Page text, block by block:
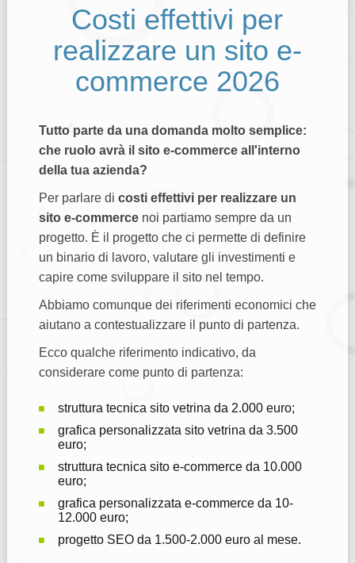
Costi effettivi per
realizzare un sito e-
commerce 2026
Tutto parte da una domanda molto semplice:
che ruolo avrà il sito e-commerce all'interno
della tua azienda?
Per parlare di costi effettivi per realizzare un
sito e-commercenoi partiamo sempre da un
progetto. È il progetto che ci permette di definire
un binario di lavoro, valutare gli investimenti e
capire come sviluppare il sito nel tempo.
Abbiamo comunque dei riferimenti economici che
aiutano a contestualizzare il punto di partenza.
Ecco qualche riferimento indicativo, da
considerare come punto di partenza:
struttura tecnica sito vetrina da 2.000 euro;
grafica personalizzata sito vetrina da 3.500
euro;
struttura tecnica sito e-commerce da 10.000
euro;
grafica personalizzata e-commerce da 10-
12.000 euro;
progetto SEO da 1.500-2.000 euro al mese.